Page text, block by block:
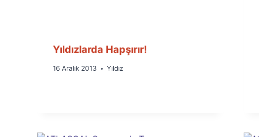
Yıldızlarda Hapşırır!
By
16 Aralık 2013 Yıldız